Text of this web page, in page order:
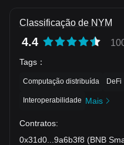
Classificação de NYM
4.4
Tags ：
Computação distribuída DeFi
Interoperabilidade Mais
Contratos:
0x31d0
9a6b3f8 (BNB